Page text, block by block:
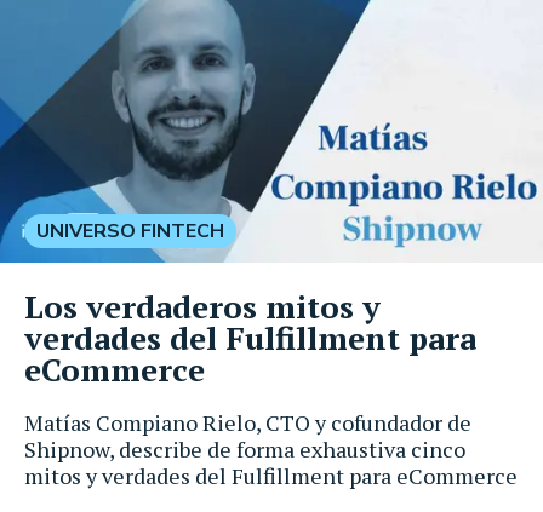
Matías Compiano Rielo, CTO y cofundador de
Shipnow, describe de forma exhaustiva cinco
mitos y verdades del Fulfillment para eCommerce
UNIVERSO FINTECH
Los verdaderos mitos y
verdades del Fulfillment para
eCommerce